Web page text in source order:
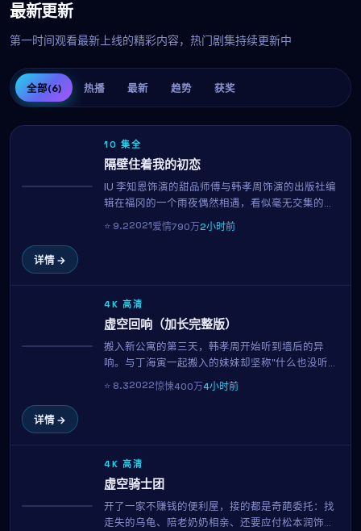
最新更新
第一时间观看最新上线的精彩内容，热门剧集持续更新中
全部(6) 热播 最新 趋势 获奖
10 集全
隔壁住着我的初恋
IU 李知恩饰演的甜品师傅与韩孝周饰演的出版社编
辑在福冈的一个雨夜偶然相遇，看似毫无交集的两
个人，因为一封被错送的信、一首循环播放的旧
歌、或是一只走失的猫，开始走进彼此的日常。这
⭐ 9.22021爱情790万2小时前
详情 →
4K 高清
虚空回响（加长完整版）
搬入新公寓的第三天，韩孝周开始听到墙后的异
响。与丁海寅一起搬入的妹妹却坚称"什么也没听
到"。当真相终于显现，所有看似日常的细节都成了
恐惧的来源。林常树用极简的音效与克制的镜头，
⭐ 8.32022惊悚400万4小时前
详情 →
4K 高清
虚空骑士团
开了一家不赚钱的便利屋，接的都是奇葩委托：找
走失的乌龟、陪老奶奶相亲、还要应付松本润饰演